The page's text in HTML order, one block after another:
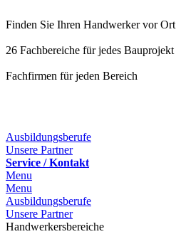
Finden Sie Ihren Handwerker vor Ort
26 Fachbereiche für jedes Bauprojekt
Fachfirmen für jeden Bereich
Ausbildungsberufe
Unsere Partner
Service / Kontakt
Menu
Menu
Ausbildungsberufe
Unsere Partner
Handwerkersbereiche